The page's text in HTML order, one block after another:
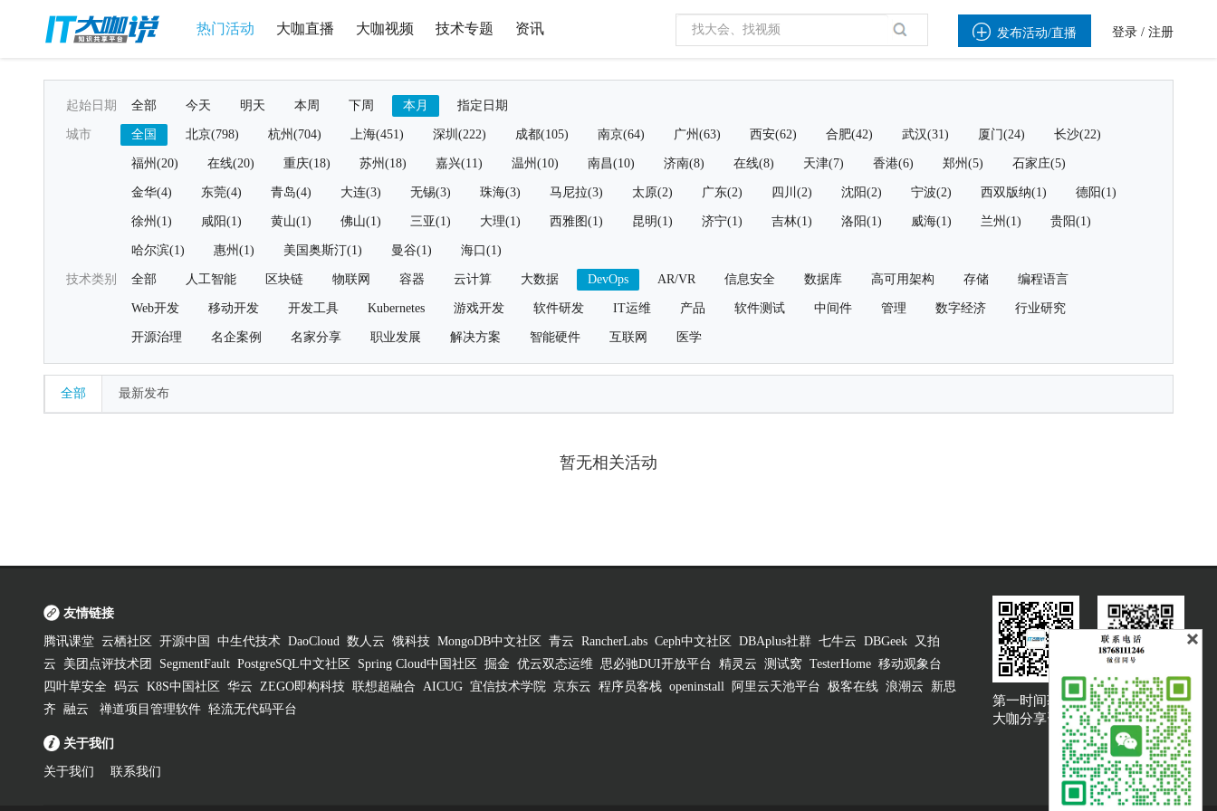
热门活动 大咖直播 大咖视频 技术专题 资讯  发布活动/直播 登录 / 注册
起始日期 全部 今天 明天 本周 下周 本月 指定日期
城市 全国 北京(798) 杭州(704) 上海(451) 深圳(222) 成都(105) 南京(64) 广州(63) 西安(62) 合肥(42) 武汉(31) 厦门(24) 长沙(22)
福州(20) 在线(20) 重庆(18) 苏州(18) 嘉兴(11) 温州(10) 南昌(10) 济南(8) 在线(8) 天津(7) 香港(6) 郑州(5) 石家庄(5)
金华(4) 东莞(4) 青岛(4) 大连(3) 无锡(3) 珠海(3) 马尼拉(3) 太原(2) 广东(2) 四川(2) 沈阳(2) 宁波(2) 西双版纳(1) 德阳(1)
徐州(1) 咸阳(1) 黄山(1) 佛山(1) 三亚(1) 大理(1) 西雅图(1) 昆明(1) 济宁(1) 吉林(1) 洛阳(1) 威海(1) 兰州(1) 贵阳(1)
哈尔滨(1) 惠州(1) 美国奥斯汀(1) 曼谷(1) 海口(1)
技术类别 全部 人工智能 区块链 物联网 容器 云计算 大数据 DevOps AR/VR 信息安全 数据库 高可用架构 存储 编程语言
Web开发 移动开发 开发工具 Kubernetes 游戏开发 软件研发 IT运维 产品 软件测试 中间件 管理 数字经济 行业研究
开源治理 名企案例 名家分享 职业发展 解决方案 智能硬件 互联网 医学
全部 最新发布
暂无相关活动
友情链接
腾讯课堂 云栖社区 开源中国 中生代技术 DaoCloud 数人云 饿科技 MongoDB中文社区 青云 RancherLabs Ceph中文社区 DBAplus社群 七牛云 DBGeek
又拍
云
美团点评技术团 SegmentFault PostgreSQL中文社区 Spring Cloud中国社区 掘金 优云双态运维 思必驰DUI开放平台 精灵云 测试窝 TesterHome 移动观象台
四叶草安全 码云 K8S中国社区 华云 ZEGO即构科技 联想超融合 AICUG 宜信技术学院 京东云 程序员客栈 openinstall 阿里云天池平台 极客在线 浪潮云
新思
齐 融云 禅道项目管理软件 轻流无代码平台
关于我们
关于我们 联系我们
第一时间获取
大咖分享资讯
大咖说吐槽客服